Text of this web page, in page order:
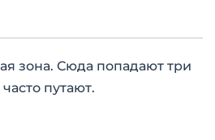
зона. Сюда попадают три
путают.